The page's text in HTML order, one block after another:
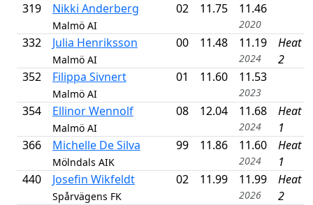
319 Nikki Anderberg
Malmö AI
02 11.75 11.46
2020
332 Julia Henriksson
Malmö AI
00 11.48 11.19
2024
Heat
2
352
Filippa Sivnert
Malmö AI
01 11.60 11.53
2023
354 Ellinor Wennolf
Malmö AI
08 12.04 11.68
2024
Heat
1
366
Michelle De Silva
Mölndals AIK
99 11.86 11.60
2024
Heat
1
440
Josefin Wikfeldt
Spårvägens FK
02 11.99 11.99
2026
Heat
2